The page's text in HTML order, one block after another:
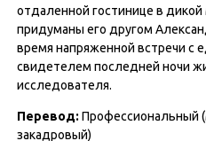
отдаленной гостинице в
придуманы его другом
время напряженной встречи с
свидетелем последней ночи
исследователя.
Перевод: Профессиональный
закадровый)